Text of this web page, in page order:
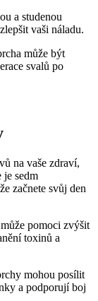
a studenou
vaši náladu.
může být
svalů po
na vaše zdraví,
je sedm
začnete svůj den
pomoci zvýšit
toxinů a
mohou posílit
a podporují boj